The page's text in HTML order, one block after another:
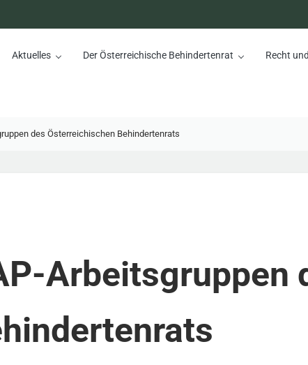
Aktuelles Der Österreichische Behindertenrat Recht
des Österreichischen Behindertenrats
Arbeitsgruppen